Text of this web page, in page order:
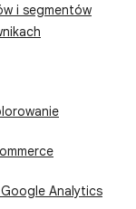
i segmentów
Analytics